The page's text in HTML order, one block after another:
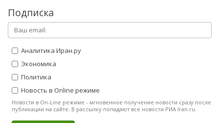
Подписка
Аналитика Иран.ру
Экономика
Политика
Новость в Online режиме
Новости в On-Line режиме - мгновенное получение новости сразу после
публикации на сайте. В рассылку попадают все новости РИА Iran.ru.